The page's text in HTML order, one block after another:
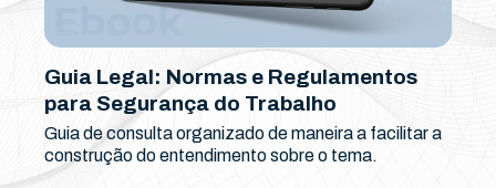
Guia Legal: Normas e Regulamentos
para Segurança do Trabalho
Guia de consulta organizado de maneira a facilitar a
construção do entendimento sobre o tema.